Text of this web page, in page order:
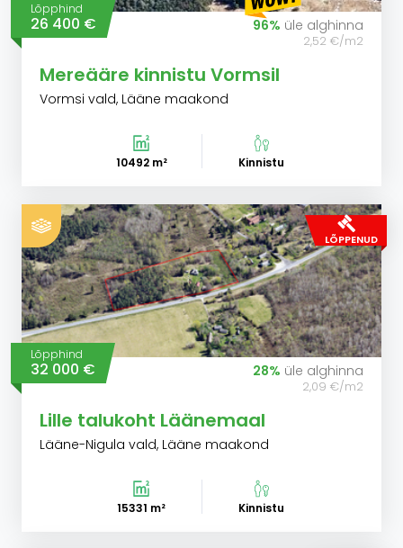
Lõpphind
26 400 € 96% üle alghinna
2,52 €/m2
Mereääre kinnistu Vormsil
Vormsi vald, Lääne maakond
10492 m² Kinnistu
LÕPPENUD
Lõpphind
32 000 € 28% üle alghinna
2,09 €/m2
Lille talukoht Läänemaal
Lääne-Nigula vald, Lääne maakond
15331 m² Kinnistu